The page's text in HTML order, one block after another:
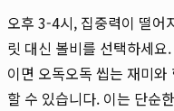
오후 3-4시, 집중력이 떨어
릿 대신 볼비를 선택하세
이면 오독오독 씹는 재미
할 수 있습니다. 이는 단순